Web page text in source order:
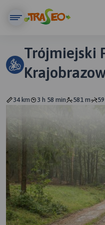
Trójmiejski
34 km 3 h 58 min 581 m